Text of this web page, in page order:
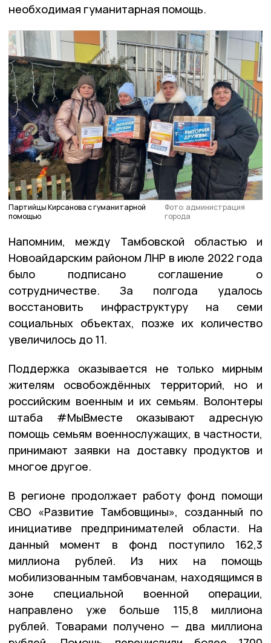
необходимая гуманитарная помощь.
Партийцы Кирсанова с гуманитарной
помощью
Фото: администрация
города
Напомним, между Тамбовской областью и
Новоайдарским районом ЛНР в июле 2022 года
было подписано соглашение о
сотрудничестве. За полгода удалось
восстановить инфраструктуру на семи
социальных объектах, позже их количество
увеличилось до 11.
Поддержка оказывается не только мирным
жителям освобождённых территорий, но и
российским военным и их семьям. Волонтеры
штаба #МыВместе оказывают адресную
помощь семьям военнослужащих, в частности,
принимают заявки на доставку продуктов и
многое другое.
В регионе продолжает работу фонд помощи
СВО «Развитие Тамбовщины», созданный по
инициативе предпринимателей области. На
данный момент в фонд поступило 162,3
миллиона рублей. Из них на помощь
мобилизованным тамбовчанам, находящимся в
зоне специальной военной операции,
направлено уже больше 115,8 миллиона
рублей. Товарами получено — два миллиона